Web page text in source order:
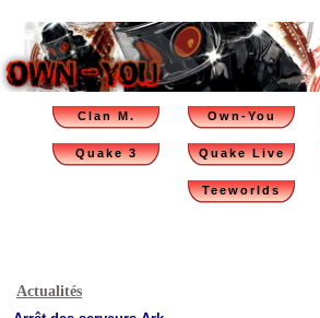
Clan M. Own-You
Quake 3 Quake Live
Teeworlds
Actualités